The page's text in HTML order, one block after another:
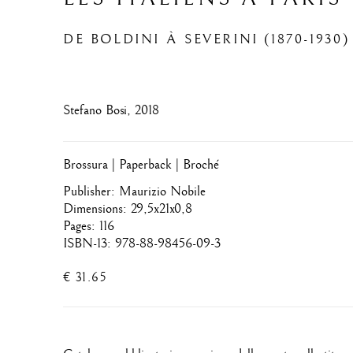
DE BOLDINI À SEVERINI (1870-1930)
Stefano Bosi, 2018
Brossura | Paperback | Broché
Publisher: Maurizio Nobile
Dimensions: 29,5x21x0,8
Pages: 116
ISBN-13: 978-88-98456-09-3
€ 31.65